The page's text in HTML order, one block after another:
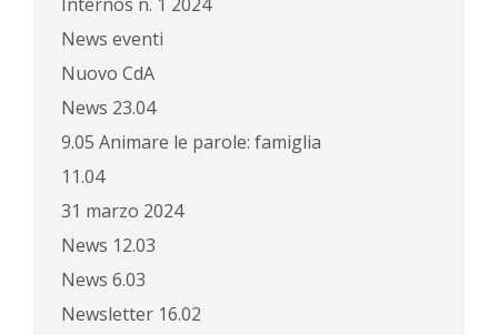
News eventi
Nuovo CdA
News 23.04
9.05 Animare le parole: famiglia
11.04
31 marzo 2024
News 12.03
News 6.03
Newsletter 16.02